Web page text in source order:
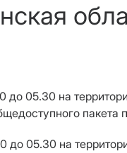
до 05.30 на
пакета
до 05.30 на